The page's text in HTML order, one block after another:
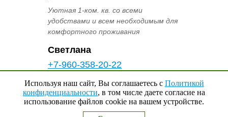
Уютная 1-ком. кв. со всеми
удобствами и всем необходимым для
комфортного проживания
Светлана
+7-960-358-20-22
Добавить в избранное
Используя наш сайт, Вы соглашаетесь с Политикой
конфиденциальности, в том числе даете согласие на
использование файлов cookie на вашем устройстве.
Выбранные квартиры 0 Наверх